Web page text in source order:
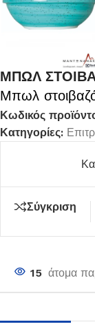
ΜΠΩΛ
Μπωλ
Κωδικός
Κατηγορίες:
Σύγκριση
15 άτομα